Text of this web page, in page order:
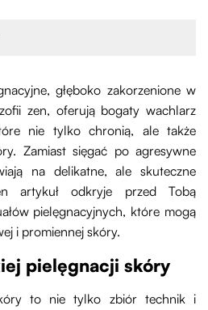
głęboko zakorzenione w
zen, oferują bogaty wachlarz
nie tylko chronią, ale także
Zamiast sięgać po agresywne
na delikatne, ale skuteczne
artykuł odkryje przed Tobą
pielęgnacyjnych, które mogą
i promiennej skóry.
pielęgnacji skóry
to nie tylko zbiór technik i